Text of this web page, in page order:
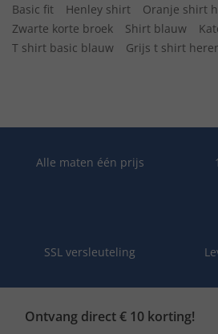
Basic fit Henley shirt Oranje shirt
Zwarte korte broek
Shirt blauw
T shirt basic blauw
Grijs t shirt
Alle maten één prijs
SSL versleuteling
Ontvang direct € 10 korting!